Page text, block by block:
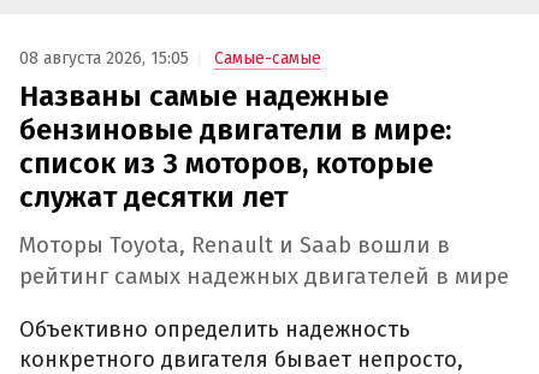
08 августа 2026, 15:05 Самые-самые
Названы самые надежные
бензиновые двигатели в мире:
список из 3 моторов, которые
служат десятки лет
Моторы Toyota, Renault и Saab вошли в
рейтинг самых надежных двигателей в мире
Объективно определить надежность
конкретного двигателя бывает непросто,